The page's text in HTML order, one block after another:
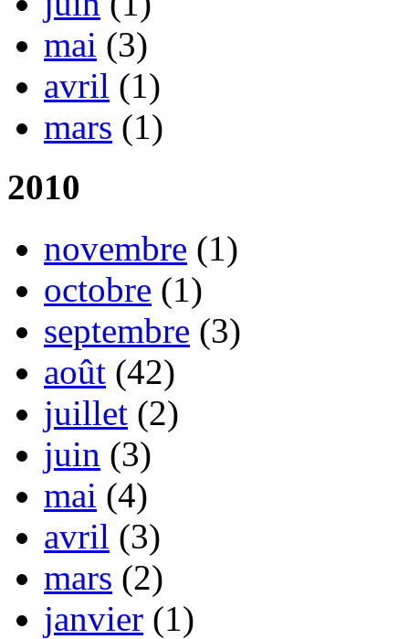
mai (3)
avril (1)
mars (1)
2010
novembre (1)
octobre (1)
septembre (3)
août (42)
juillet (2)
juin (3)
mai (4)
avril (3)
mars (2)
janvier (1)